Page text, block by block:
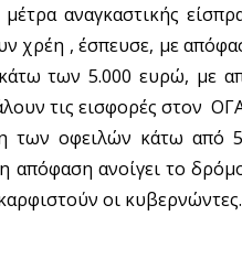
αναγκαστικής
χρέη , έσπευσε, με
των 5.000 ευρώ, με
τις εισφορές στον
των οφειλών κάτω από
απόφαση ανοίγει το
οι κυβερνώντες.